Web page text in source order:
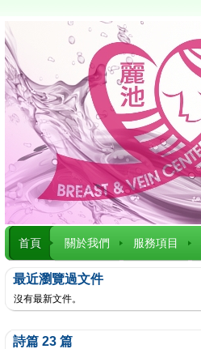
首頁 關於我們 服務項目
最近瀏覽過文件
沒有最新文件。
詩篇 23 篇